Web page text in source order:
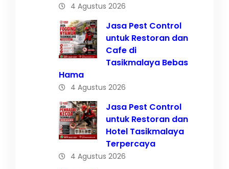
4 Agustus 2026
Jasa Pest Control
untuk Restoran dan
Cafe di
Tasikmalaya Bebas
Hama
4 Agustus 2026
Jasa Pest Control
untuk Restoran dan
Hotel Tasikmalaya
Terpercaya
4 Agustus 2026